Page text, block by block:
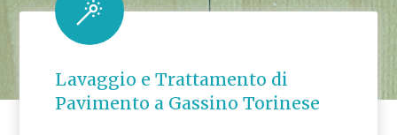
Lavaggio e Trattamento di
Pavimento a Gassino Torinese